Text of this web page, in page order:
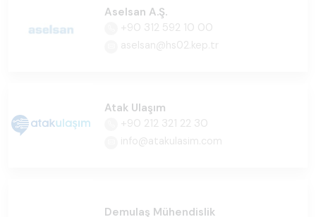
Aselsan A.Ş.
+90 312 592 10 00
aselsan@hs02.kep.tr
Atak Ulaşım
+90 212 321 22 30
info@atakulasim.com
Demulaş Mühendislik